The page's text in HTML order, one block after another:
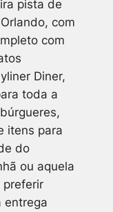
pista de
com
com
Diner,
toda a
itens para
do
ou aquela
preferir
entrega